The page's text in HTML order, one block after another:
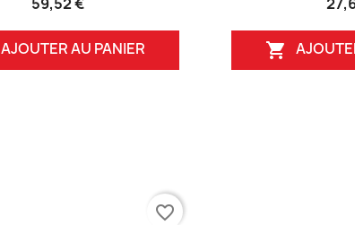
AJOUTER AU PANIER 
favorite_border